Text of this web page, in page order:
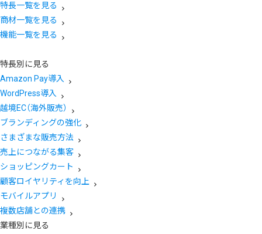
特長一覧を見る
商材一覧を見る
機能一覧を見る
特長別に見る
Amazon Pay導入
WordPress導入
越境EC（海外販売）
ブランディングの強化
さまざまな販売方法
売上につながる集客
ショッピングカート
顧客ロイヤリティを向上
モバイルアプリ
複数店舗との連携
業種別に見る